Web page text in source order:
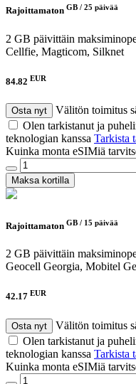
Rajoittamaton GB / 25 päivää
2 GB päivittäin
Cellfie, Magticom, Silknet
84.82 EUR
Osta nyt
Välitön toimitus
Olen tarkistanut ja
teknologian kanssa Tarkista
Kuinka monta eSIMiä
Maksa kortilla
Rajoittamaton GB / 15 päivää
2 GB päivittäin
Geocell Georgia, Mobitel
42.17 EUR
Osta nyt
Välitön toimitus
Olen tarkistanut ja
teknologian kanssa Tarkista
Kuinka monta eSIMiä